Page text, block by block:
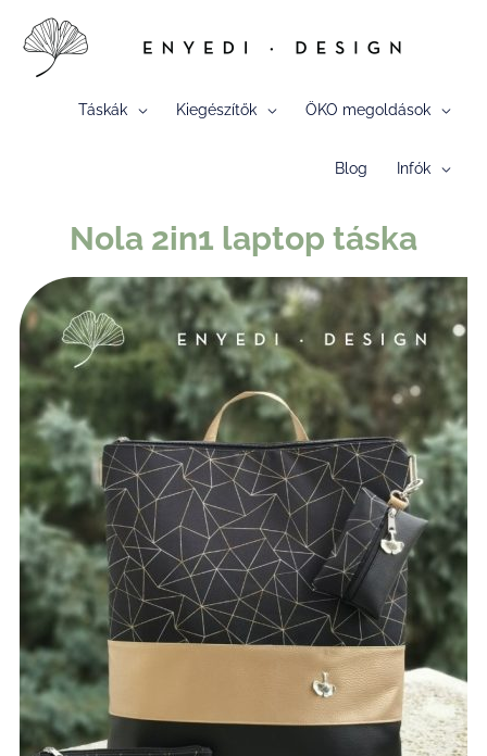
Táskák Kiegészítők ÖKO megoldások
Blog Infók
Nola 2in1 laptop táska